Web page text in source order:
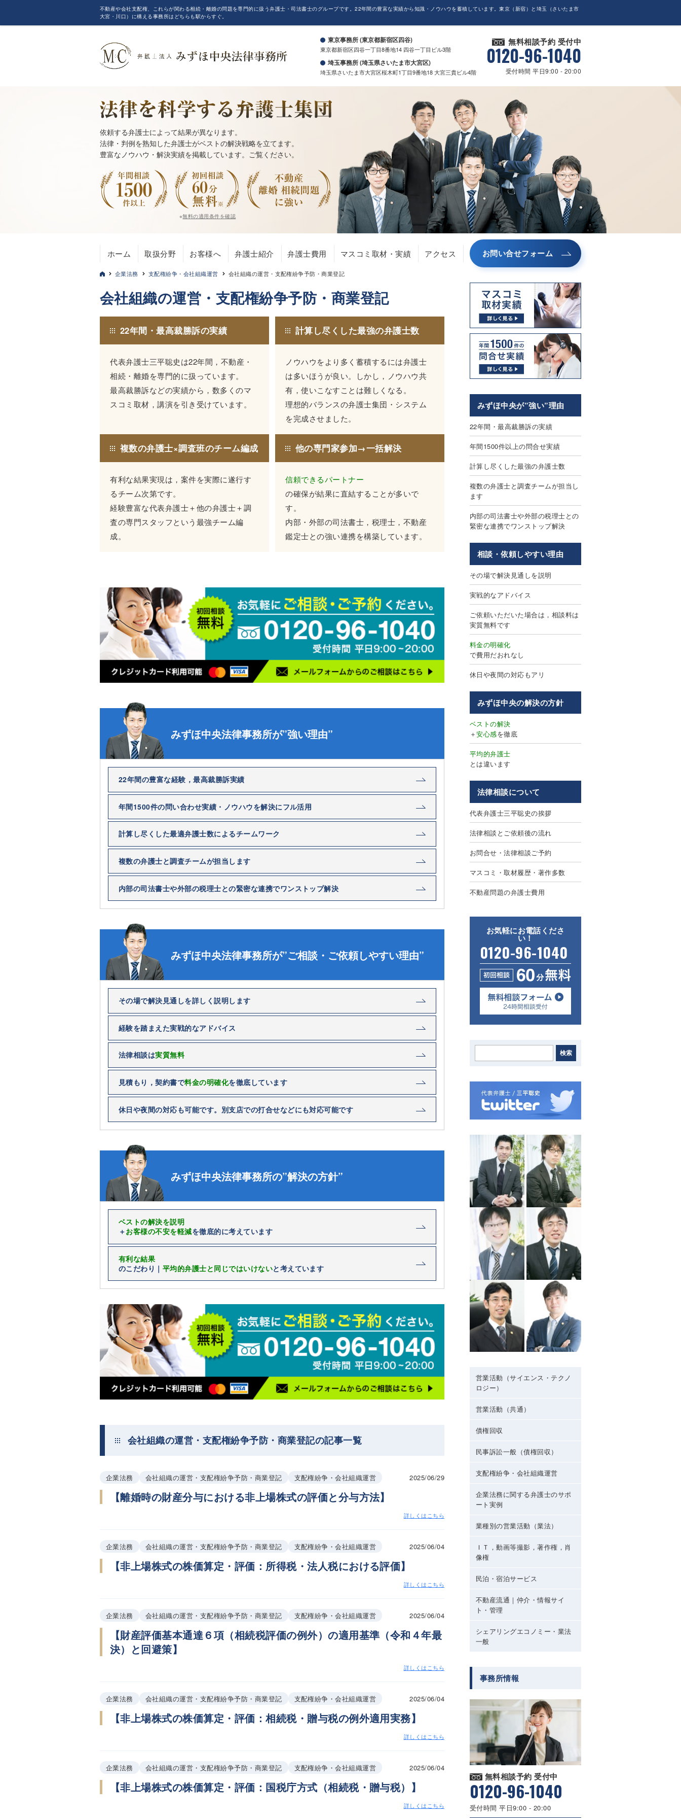
不動産や会社支配権、これらが関わる相続・離婚の問題を専門的に扱う弁護士・司法書士のグループです。22年間の豊富な実績から知識・ノウハウを蓄積しています。東京（新宿）と埼玉（さいたま市
大宮・川口）に構える事務所はどちらも駅からすぐ。
東京事務所 (東京都新宿区四谷)
東京都新宿区四谷一丁目8番地14 四谷一丁目ビル3階
埼玉事務所 (埼玉県さいたま市大宮区)
埼玉県さいたま市大宮区桜木町1丁目9番地18 大宮三貴ビル4階
無料相談予約 受付中
0120-96-1040
受付時間 平日9:00 - 20:00
依頼する弁護士によって結果が異なります。
法律・判例を熟知した弁護士がベストの解決戦略を立てます。
豊富なノウハウ・解決実績を掲載しています。ご覧ください。
※無料の適用条件を確認
ホーム 取扱分野 お客様へ 弁護士紹介 弁護士費用 マスコミ取材・実績 アクセス お問い合せフォーム
企業法務 支配権紛争・会社組織運営 会社組織の運営・支配権紛争予防・商業登記
会社組織の運営・支配権紛争予防・商業登記
22年間・最高裁勝訴の実績
代表弁護士三平聡史は22年間，不動産・
相続・離婚を専門的に扱っています。
最高裁勝訴などの実績から，数多くのマ
スコミ取材，講演を引き受けています。
計算し尽くした最強の弁護士数
ノウハウをより多く蓄積するには弁護士
は多いほうが良い。しかし，ノウハウ共
有，使いこなすことは難しくなる。
理想的バランスの弁護士集団・システム
を完成させました。
複数の弁護士×調査班のチーム編成
有利な結果実現は，案件を実際に遂行す
るチーム次第です。
経験豊富な代表弁護士＋他の弁護士＋調
査の専門スタッフという最強チーム編
成。
他の専門家参加→一括解決
信頼できるパートナー
の確保が結果に直結することが多いで
す。
内部・外部の司法書士，税理士，不動産
鑑定士との強い連携を構築しています。
みずほ中央法律事務所が”強い理由”
22年間の豊富な経験，最高裁勝訴実績
年間1500件の問い合わせ実績・ノウハウを解決にフル活用
計算し尽くした最適弁護士数によるチームワーク
複数の弁護士と調査チームが担当します
内部の司法書士や外部の税理士との緊密な連携でワンストップ解決
みずほ中央法律事務所が”ご相談・ご依頼しやすい理由”
その場で解決見通しを詳しく説明します
経験を踏まえた実戦的なアドバイス
法律相談は実質無料
見積もり，契約書で料金の明確化を徹底しています
休日や夜間の対応も可能です。別支店での打合せなどにも対応可能です
みずほ中央法律事務所の”解決の方針”
ベストの解決を説明
＋お客様の不安を軽減を徹底的に考えています
有利な結果
のこだわり｜ 平均的弁護士と同じではいけないと考えています
会社組織の運営・支配権紛争予防・商業登記の記事一覧
企業法務 会社組織の運営・支配権紛争予防・商業登記 支配権紛争・会社組織運営 2025/06/29
【離婚時の財産分与における非上場株式の評価と分与方法】
詳しくはこちら
企業法務 会社組織の運営・支配権紛争予防・商業登記 支配権紛争・会社組織運営 2025/06/04
【非上場株式の株価算定・評価：所得税・法人税における評価】
詳しくはこちら
企業法務 会社組織の運営・支配権紛争予防・商業登記 支配権紛争・会社組織運営 2025/06/04
【財産評価基本通達６項（相続税評価の例外）の適用基準（令和４年最
決）と回避策】
詳しくはこちら
企業法務 会社組織の運営・支配権紛争予防・商業登記 支配権紛争・会社組織運営 2025/06/04
【非上場株式の株価算定・評価：相続税・贈与税の例外適用実務】
詳しくはこちら
企業法務 会社組織の運営・支配権紛争予防・商業登記 支配権紛争・会社組織運営 2025/06/04
【非上場株式の株価算定・評価：国税庁方式（相続税・贈与税）】
詳しくはこちら
みずほ中央が”強い”理由
22年間・最高裁勝訴の実績
年間1500件以上の問合せ実績
計算し尽くした最強の弁護士数
複数の弁護士と調査チームが担当し
ます
内部の司法書士や外部の税理士との
緊密な連携でワンストップ解決
相談・依頼しやすい理由
その場で解決見通しを説明
実戦的なアドバイス
ご依頼いただいた場合は，相談料は
実質無料です
料金の明確化
で費用だおれなし
休日や夜間の対応もアリ
みずほ中央の解決の方針
ベストの解決
＋安心感を徹底
平均的弁護士
とは違います
法律相談について
代表弁護士三平聡史の挨拶
法律相談とご依頼後の流れ
お問合せ・法律相談ご予約
マスコミ・取材履歴・著作多数
不動産問題の弁護士費用
お気軽にお電話くださ
い！
0120-96-1040
検索
営業活動（サイエンス・テクノ
ロジー）
営業活動（共通）
債権回収
民事訴訟一般（債権回収）
支配権紛争・会社組織運営
企業法務に関する弁護士のサポ
ート実例
業種別の営業活動（業法）
ＩＴ，動画等撮影，著作権，肖
像権
民泊・宿泊サービス
不動産流通｜仲介・情報サイ
ト・管理
シェアリングエコノミー・業法
一般
事務所情報
無料相談予約 受付中
0120-96-1040
受付時間 平日9:00 - 20:00